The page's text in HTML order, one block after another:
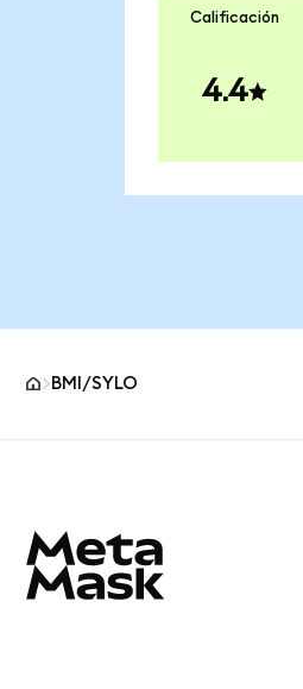
Calificación
4.4
BMI/SYLO